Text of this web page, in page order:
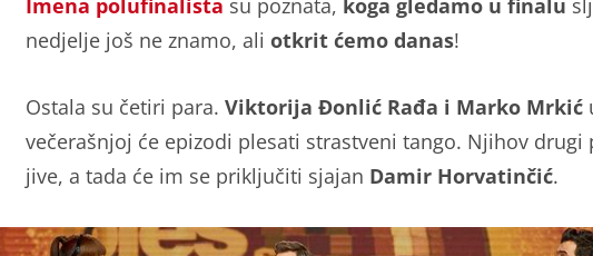
nedjelje još ne znamo, ali otkrit ćemo danas!
Ostala su četiri para. Viktorija Đonlić Rađa i Marko Mrkić
večerašnjoj će epizodi plesati strastveni tango. Njihov drugi
jive, a tada će im se priključiti sjajan Damir Horvatinčić.